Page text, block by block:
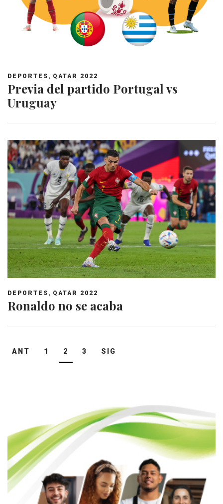
DEPORTES , QATAR 2022
Previa del partido Portugal vs
Uruguay
DEPORTES , QATAR 2022
Ronaldo no se acaba
Navegación
ANT 1 2 3 SIG